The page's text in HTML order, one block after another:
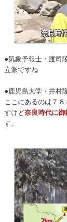
●気象予報士・渡司
立派ですね
●鹿児島大学・井村
ここにあるのは７
すけど奈良時代に
す。